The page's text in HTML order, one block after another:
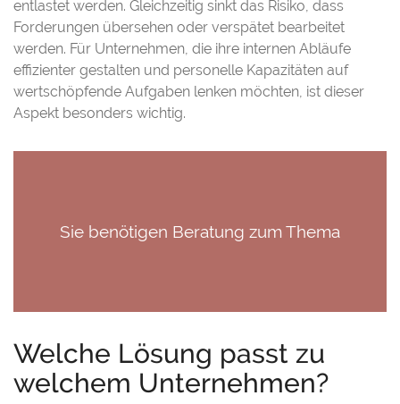
entlastet werden. Gleichzeitig sinkt das Risiko, dass
Forderungen übersehen oder verspätet bearbeitet
werden. Für Unternehmen, die ihre internen Abläufe
effizienter gestalten und personelle Kapazitäten auf
wertschöpfende Aufgaben lenken möchten, ist dieser
Aspekt besonders wichtig.
Sie benötigen Beratung zum Thema
Factoring?
Welche Lösung passt zu
welchem Unternehmen?